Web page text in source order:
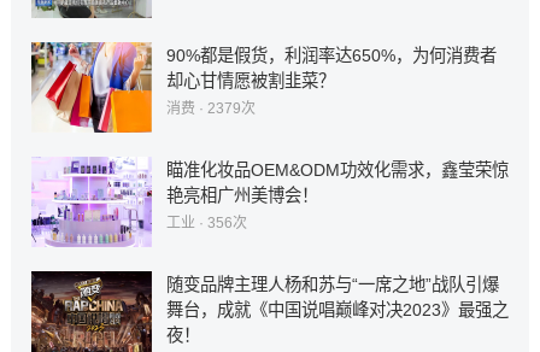
90%都是假货，利润率达650%，为何消费者
却心甘情愿被割韭菜？
消费 · 2379次
瞄准化妆品OEM&ODM功效化需求，鑫莹荣惊
艳亮相广州美博会！
工业 · 356次
随变品牌主理人杨和苏与“一席之地”战队引爆
舞台，成就《中国说唱巅峰对决2023》最强之
夜！